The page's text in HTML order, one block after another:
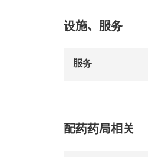
设施、服务
服务
配药药局相关